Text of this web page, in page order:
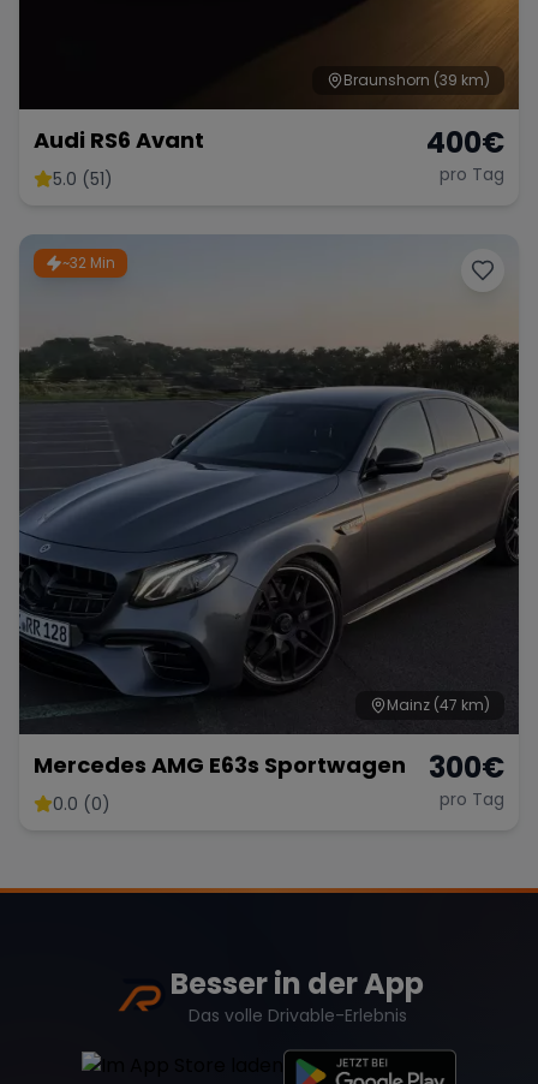
Braunshorn (39 km)
Audi RS6 Avant
5.0 (51)
400€
pro Tag
~32 Min
Mainz (47 km)
Mercedes AMG E63s Sportwagen
0.0 (0)
300€
pro Tag
Besser in der App
Das volle Drivable-Erlebnis